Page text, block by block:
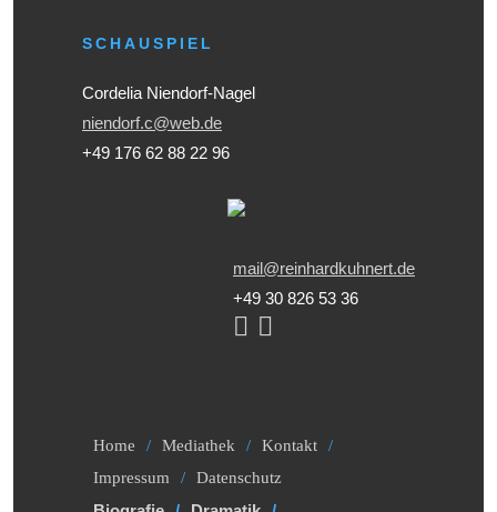
SCHAUSPIEL
Cordelia Niendorf-Nagel
niendorf.c@web.de
+49 176 62 88 22 96
mail@reinhardkuhnert.de
+49 30 826 53 36
Home Mediathek
Kontakt
Impressum
Datenschutz